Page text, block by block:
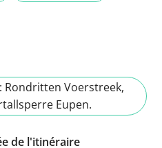
Rondritten Voerstreek,
Eupen.
de l'itinéraire